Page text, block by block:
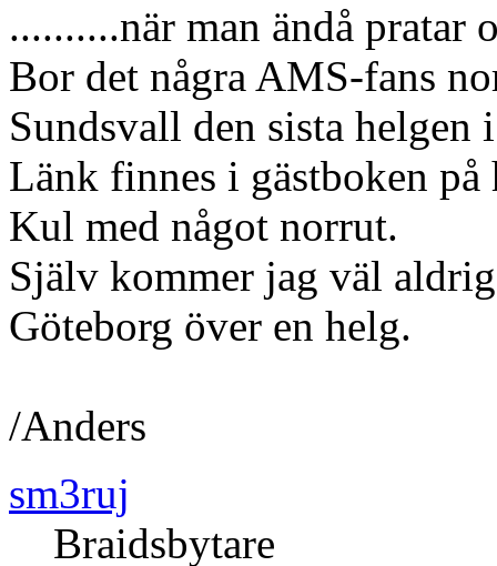
..........när man ändå pratar
Bor det några AMS-fans
Sundsvall den sista helgen
Länk finnes i gästboken på
Kul med något norrut.
Själv kommer jag väl
Göteborg över en helg.
/Anders
sm3ruj
Braidsbytare